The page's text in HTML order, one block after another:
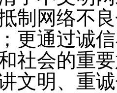
制网络不
更通过诚
社会的重
文明、重